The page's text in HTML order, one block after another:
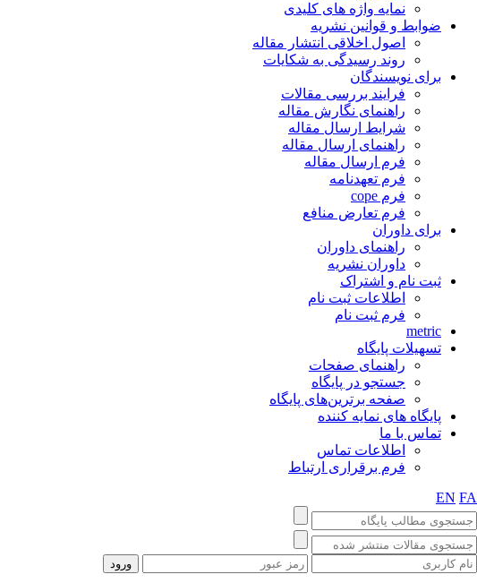
نمایه واژه های کلیدی
ضوابط و قوانین نشریه
اصول اخلاقی انتشار مقاله
روند رسیدگی به شکایات
برای نویسندگان
فرایند بررسی مقالات
راهنمای نگارش مقاله
شرایط ارسال مقاله
راهنمای ارسال مقاله
فرم ارسال مقاله
فرم تعهدنامه
فرم cope
فرم تعارض منافع
برای داوران
راهنمای داوران
داوران نشریه
ثبت نام و اشتراک
اطلاعات ثبت نام
فرم ثبت نام
metric
تسهیلات پایگاه
راهنمای صفحات
جستجو در پایگاه
صفحه برترین‌های پایگاه
پایگاه های نمایه کننده
تماس با ما
اطلاعات تماس
فرم برقراری ارتباط
EN FA